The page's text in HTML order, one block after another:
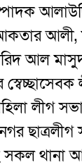
আলী,
আল
লীগ
থানা